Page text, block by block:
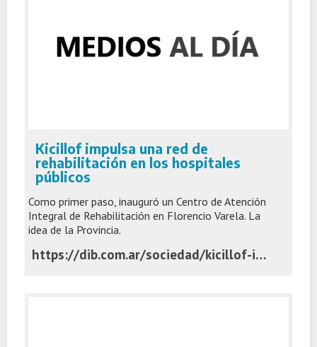
Kicillof impulsa una red de
rehabilitación en los hospitales
públicos
Como primer paso, inauguró un Centro de Atención
Integral de Rehabilitación en Florencio Varela. La
idea de la Provincia.
https://dib.com.ar/sociedad/kicillof-impulsa-una-red-rehabilitacion-los-hospitales-publicos-n48695